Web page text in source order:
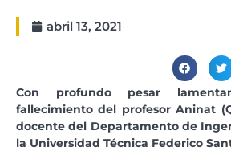
abril 13, 2021
Con profundo pesar
fallecimiento del profesor Aninat
docente del Departamento de
la Universidad Técnica Federico